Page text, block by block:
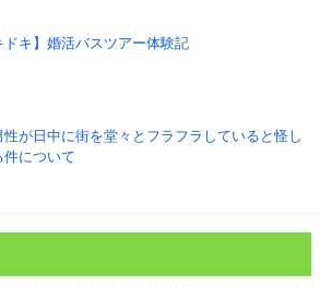
ドキ】婚活バスツアー体験記
性が日中に街を堂々とフラフラしていると怪し
件について